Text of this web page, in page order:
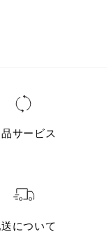
サービス
について